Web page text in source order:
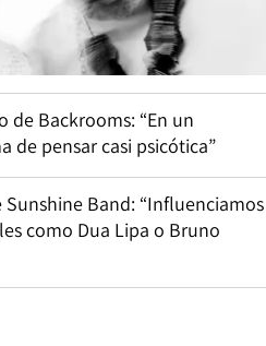
de Backrooms: “En un
de pensar casi psicótica”
Sunshine Band: “Influenciamos
como Dua Lipa o Bruno